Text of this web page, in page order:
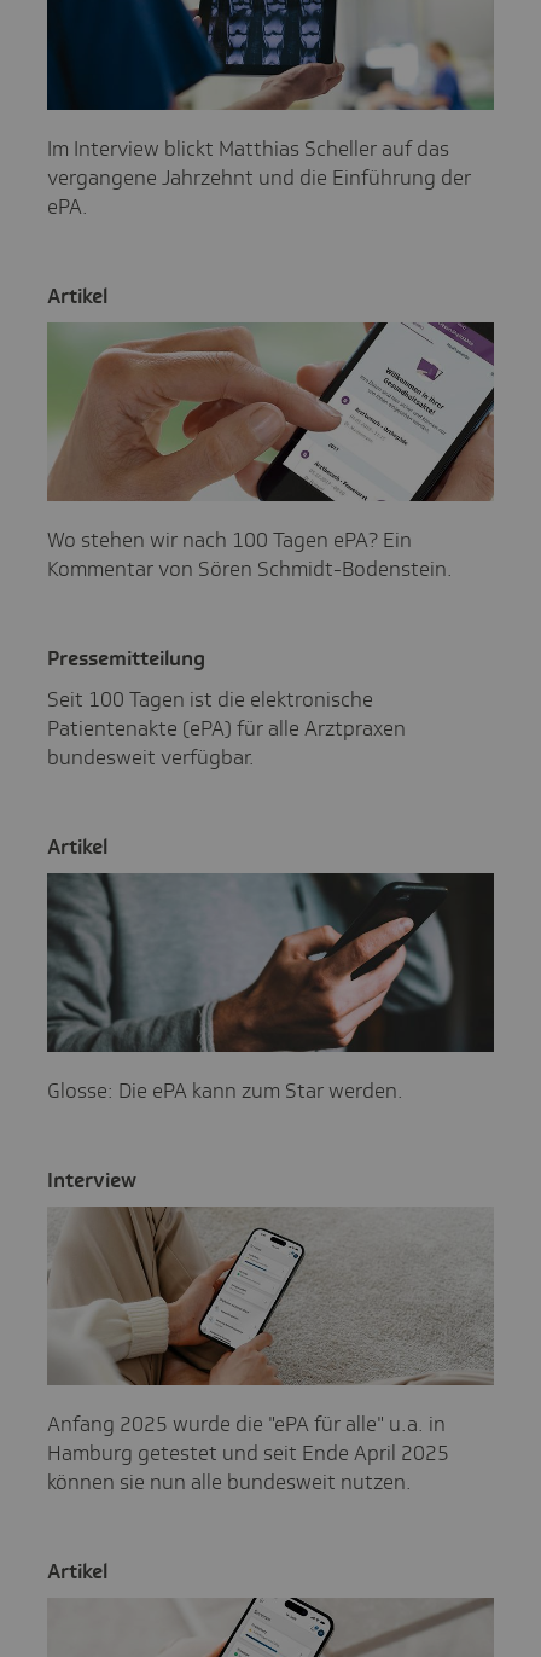
Im Interview blickt Matthias Scheller auf das
vergangene Jahrzehnt und die Einführung der
ePA.
Artikel
Wo stehen wir nach 100 Tagen ePA? Ein
Kommentar von Sören Schmidt-Bodenstein.
Pres­se­mit­tei­lung
Seit 100 Tagen ist die elektronische
Patientenakte (ePA) für alle Arztpraxen
bundesweit verfügbar.
Artikel
Glosse: Die ePA kann zum Star werden.
Inter­view
Anfang 2025 wurde die "ePA für alle" u.a. in
Hamburg getestet und seit Ende April 2025
können sie nun alle bundesweit nutzen.
Artikel